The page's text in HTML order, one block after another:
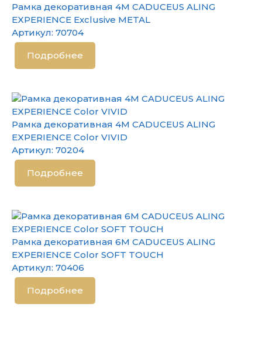
Рамка декоративная 4М CADUCEUS ALING
EXPERIENCE Exclusive METAL
Артикул: 70704
Подробнее
Рамка декоративная 4М CADUCEUS ALING
EXPERIENCE Color VIVID
Артикул: 70204
Подробнее
Рамка декоративная 6М CADUCEUS ALING
EXPERIENCE Color SOFT TOUCH
Артикул: 70406
Подробнее